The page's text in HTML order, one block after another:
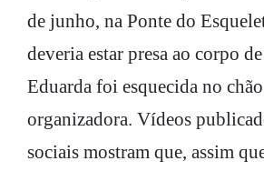
de junho, na Ponte do
deveria estar presa ao corpo
Eduarda foi esquecida no
organizadora. Vídeos
sociais mostram que, assim